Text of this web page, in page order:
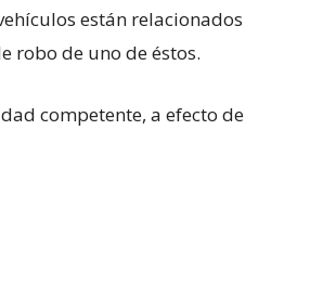
están relacionados
robo de uno de éstos.
competente, a efecto de